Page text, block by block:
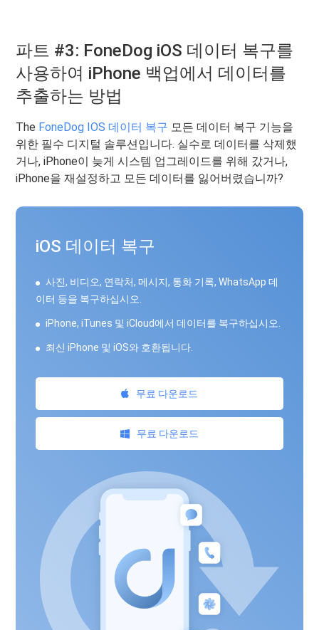
파트 #3: FoneDog iOS 데이터 복구를
사용하여 iPhone 백업에서 데이터를
추출하는 방법
The FoneDog IOS 데이터 복구 모든 데이터 복구 기능을
위한 필수 디지털 솔루션입니다. 실수로 데이터를 삭제했
거나, iPhone이 늦게 시스템 업그레이드를 위해 갔거나,
iPhone을 재설정하고 모든 데이터를 잃어버렸습니까?
iOS 데이터 복구
사진, 비디오, 연락처, 메시지, 통화 기록, WhatsApp 데
이터 등을 복구하십시오.
iPhone, iTunes 및 iCloud에서 데이터를 복구하십시오.
최신 iPhone 및 iOS와 호환됩니다.
무료 다운로드
무료 다운로드